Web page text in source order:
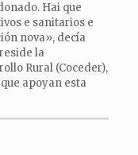
Hai que
e sanitarios e
nova», decía
la
Rural (Coceder),
apoyan esta